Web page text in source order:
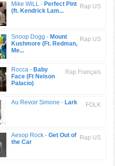
Rap US
Mike WiLL - Perfect Pint
(ft. Kendrick Lam...
Rap US
Snoop Dogg - Mount
Kushmore (Ft. Redman,
Me...
Rap Français
Rocca - Baby
Face (Ft Nelson
Palacio)
FOLK
Au Revoir Simone - Lark
Rap US
Aesop Rock - Get Out of
the Car